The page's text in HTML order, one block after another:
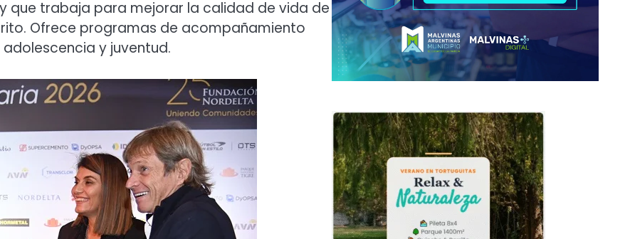
que trabaja para mejorar la calidad de vida de
Ofrece programas de acompañamiento
y juventud.